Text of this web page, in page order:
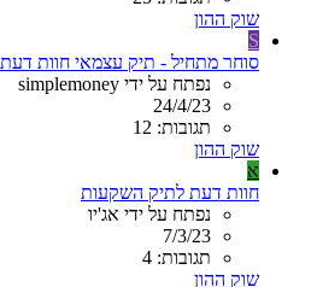
שוק ההון
S
סוחר מתחיל - תיק עצמאי חוות
נפתח על ידי simplemoney
24/4/23
תגובות: 12
שוק ההון
א
חוות דעת לתיק השקעות
נפתח על ידי אג'יו
7/3/23
תגובות: 4
שוק ההון